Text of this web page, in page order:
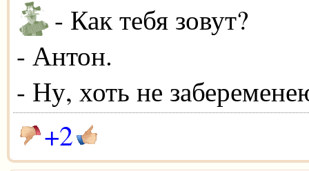
- Как тебя зовут?
- Антон.
- Ну, хоть не
+2